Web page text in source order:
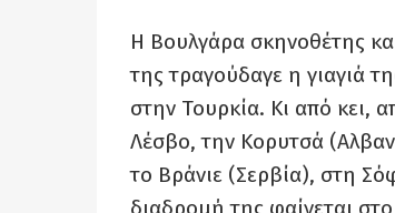
Η Βουλγάρα σκηνοθέτης
της τραγούδαγε η γιαγιά
στην Τουρκία. Κι από κει,
Λέσβο, την Κορυτσά
το Βράνιε (Σερβία), στη